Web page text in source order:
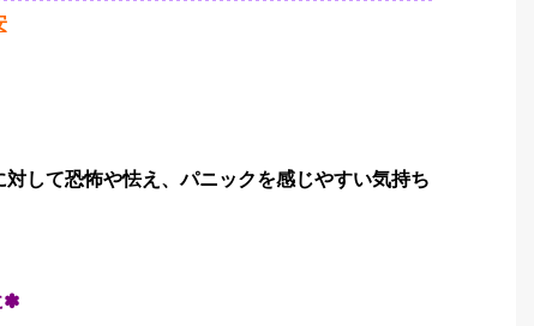
して恐怖や怯え、パニックを感じやすい気持ち
✽